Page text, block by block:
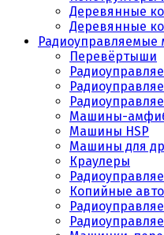
Деревянные
Деревянные
Перевёртыши
Машины-
Машины HSP
Машины для
Краулеры
Копийные